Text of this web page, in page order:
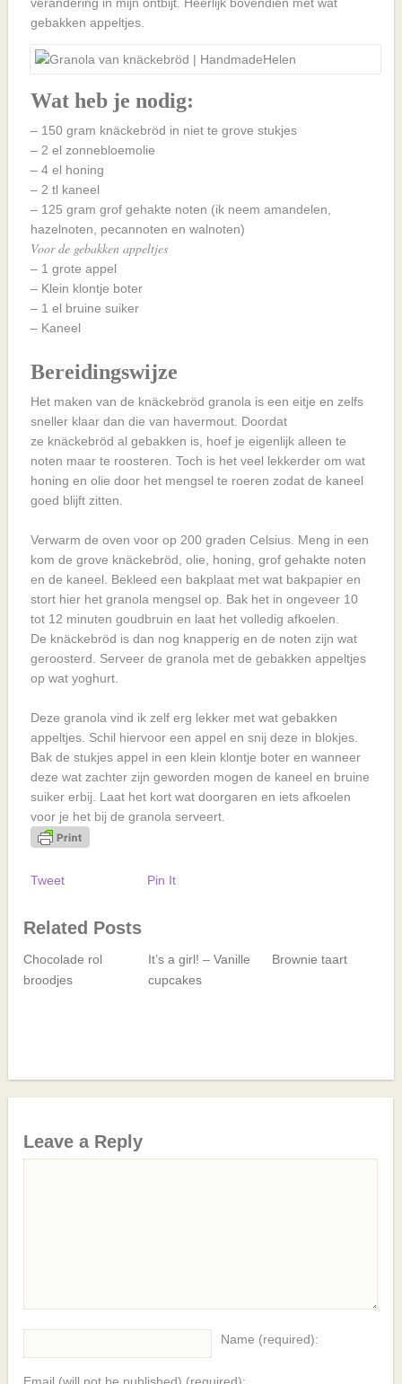
gebakken appeltjes.
Wat heb je nodig:
– 150 gram knäckebröd in niet te grove stukjes
– 2 el zonnebloemolie
– 4 el honing
– 2 tl kaneel
– 125 gram grof gehakte noten (ik neem amandelen,
hazelnoten, pecannoten en walnoten)
Voor de gebakken appeltjes
– 1 grote appel
– Klein klontje boter
– 1 el bruine suiker
– Kaneel
Bereidingswijze
Het maken van de knäckebröd granola is een eitje en zelfs
sneller klaar dan die van havermout. Doordat
ze knäckebröd al gebakken is, hoef je eigenlijk alleen te
noten maar te roosteren. Toch is het veel lekkerder om wat
honing en olie door het mengsel te roeren zodat de kaneel
goed blijft zitten.
Verwarm de oven voor op 200 graden Celsius. Meng in een
kom de grove knäckebröd, olie, honing, grof gehakte noten
en de kaneel. Bekleed een bakplaat met wat bakpapier en
stort hier het granola mengsel op. Bak het in ongeveer 10
tot 12 minuten goudbruin en laat het volledig afkoelen.
De knäckebröd is dan nog knapperig en de noten zijn wat
geroosterd. Serveer de granola met de gebakken appeltjes
op wat yoghurt.
Deze granola vind ik zelf erg lekker met wat gebakken
appeltjes. Schil hiervoor een appel en snij deze in blokjes.
Bak de stukjes appel in een klein klontje boter en wanneer
deze wat zachter zijn geworden mogen de kaneel en bruine
suiker erbij. Laat het kort wat doorgaren en iets afkoelen
voor je het bij de granola serveert.
Tweet Pin It
Related Posts
Chocolade rol
broodjes
It’s a girl! – Vanille
cupcakes
Brownie taart
Leave a Reply
Name (required):